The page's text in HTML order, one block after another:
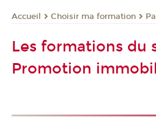
Accueil Choisir ma formation
Les formations du
Promotion